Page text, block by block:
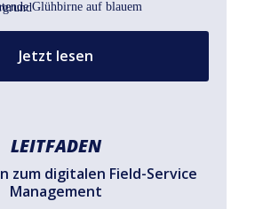
Jetzt lesen
LEITFADEN
zum digitalen Field-Service
Management